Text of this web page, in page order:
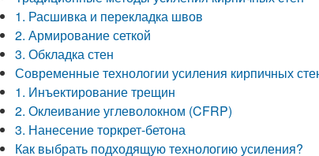
1. Расшивка и перекладка швов
2. Армирование сеткой
3. Обкладка стен
Современные технологии усиления кирпичных
1. Инъектирование трещин
2. Оклеивание углеволокном (CFRP)
3. Нанесение торкрет-бетона
Как выбрать подходящую технологию усиления?